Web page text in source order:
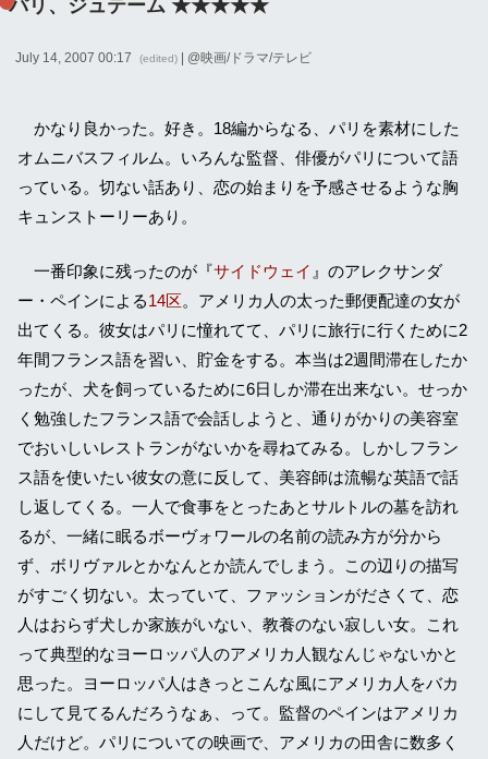
パリ、ジュテーム ★★★★★
July 14, 2007 00:17 (edited) | @映画/ドラマ/テレビ
かなり良かった。好き。18編からなる、パリを素材にした
オムニバスフィルム。いろんな監督、俳優がパリについて語
っている。切ない話あり、恋の始まりを予感させるような胸
キュンストーリーあり。
一番印象に残ったのが『サイドウェイ 』のアレクサンダ
ー・ペインによる14区。アメリカ人の太った郵便配達の女が
出てくる。彼女はパリに憧れてて、パリに旅行に行くために2
年間フランス語を習い、貯金をする。本当は2週間滞在したか
ったが、犬を飼っているために6日しか滞在出来ない。せっか
く勉強したフランス語で会話しようと、通りがかりの美容室
でおいしいレストランがないかを尋ねてみる。しかしフラン
ス語を使いたい彼女の意に反して、美容師は流暢な英語で話
し返してくる。一人で食事をとったあとサルトルの墓を訪れ
るが、一緒に眠るボーヴォワールの名前の読み方が分から
ず、ボリヴァルとかなんとか読んでしまう。この辺りの描写
がすごく切ない。太っていて、ファッションがださくて、恋
人はおらず犬しか家族がいない、教養のない寂しい女。これ
って典型的なヨーロッパ人のアメリカ人観なんじゃないかと
思った。ヨーロッパ人はきっとこんな風にアメリカ人をバカ
にして見てるんだろうなぁ、って。監督のペインはアメリカ
人だけど。パリについての映画で、アメリカの田舎に数多く